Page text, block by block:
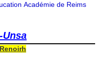
Académie de Reims